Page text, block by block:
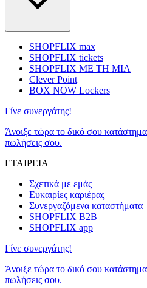
SHOPFLIX max
SHOPFLIX tickets
SHOPFLIX ΜΕ ΤΗ ΜΙΑ
Clever Point
BOX NOW Lockers
Γίνε συνεργάτης!
Άνοιξε τώρα το δικό σου
πωλήσεις σου.
ΕΤΑΙΡΕΙΑ
Σχετικά με εμάς
Ευκαιρίες καριέρας
Συνεργαζόμενα καταστήματα
SHOPFLIX B2B
SHOPFLIX app
Γίνε συνεργάτης!
Άνοιξε τώρα το δικό σου
πωλήσεις σου.